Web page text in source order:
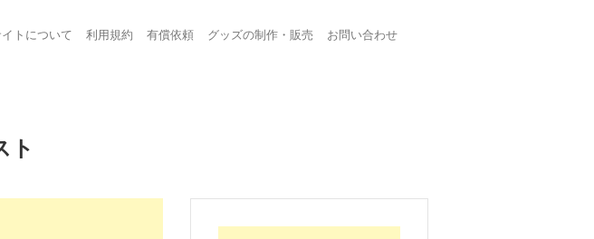
トについて 利用規約 有償依頼 グッズの制作・販売 お問い合わせ
ト